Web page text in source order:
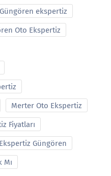
Güngören ekspertiz
Oto Ekspertiz
Merter Oto Ekspertiz
Fiyatları
Güngören
Mı